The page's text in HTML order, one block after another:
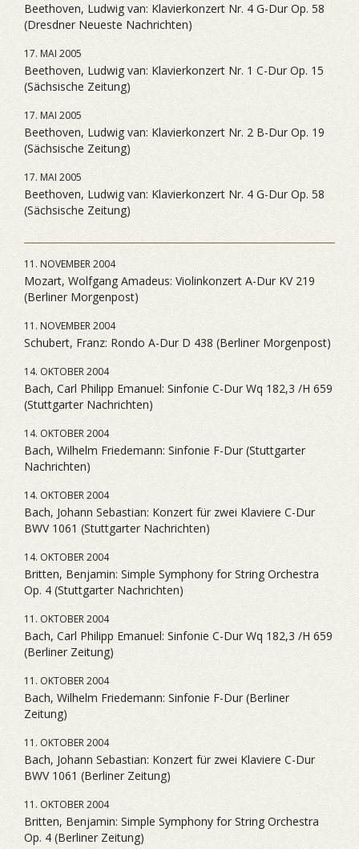
Beethoven, Ludwig van: Klavierkonzert Nr. 4 G-Dur Op. 58
(Dresdner Neueste Nachrichten)
17. MAI 2005
Beethoven, Ludwig van: Klavierkonzert Nr. 1 C-Dur Op. 15
(Sächsische Zeitung)
17. MAI 2005
Beethoven, Ludwig van: Klavierkonzert Nr. 2 B-Dur Op. 19
(Sächsische Zeitung)
17. MAI 2005
Beethoven, Ludwig van: Klavierkonzert Nr. 4 G-Dur Op. 58
(Sächsische Zeitung)
11. NOVEMBER 2004
Mozart, Wolfgang Amadeus: Violinkonzert A-Dur KV 219
(Berliner Morgenpost)
11. NOVEMBER 2004
Schubert, Franz: Rondo A-Dur D 438 (Berliner Morgenpost)
14. OKTOBER 2004
Bach, Carl Philipp Emanuel: Sinfonie C-Dur Wq 182,3 /H 659
(Stuttgarter Nachrichten)
14. OKTOBER 2004
Bach, Wilhelm Friedemann: Sinfonie F-Dur (Stuttgarter
Nachrichten)
14. OKTOBER 2004
Bach, Johann Sebastian: Konzert für zwei Klaviere C-Dur
BWV 1061 (Stuttgarter Nachrichten)
14. OKTOBER 2004
Britten, Benjamin: Simple Symphony for String Orchestra
Op. 4 (Stuttgarter Nachrichten)
11. OKTOBER 2004
Bach, Carl Philipp Emanuel: Sinfonie C-Dur Wq 182,3 /H 659
(Berliner Zeitung)
11. OKTOBER 2004
Bach, Wilhelm Friedemann: Sinfonie F-Dur (Berliner
Zeitung)
11. OKTOBER 2004
Bach, Johann Sebastian: Konzert für zwei Klaviere C-Dur
BWV 1061 (Berliner Zeitung)
11. OKTOBER 2004
Britten, Benjamin: Simple Symphony for String Orchestra
Op. 4 (Berliner Zeitung)